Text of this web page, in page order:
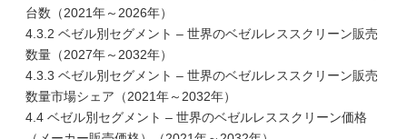
台数（2021年～2026年）
4.3.2 ベゼル別セグメント – 世界のベゼルレススクリーン販売
数量（2027年～2032年）
4.3.3 ベゼル別セグメント – 世界のベゼルレススクリーン販売
数量市場シェア（2021年～2032年）
4.4 ベゼル別セグメント – 世界のベゼルレススクリーン価格